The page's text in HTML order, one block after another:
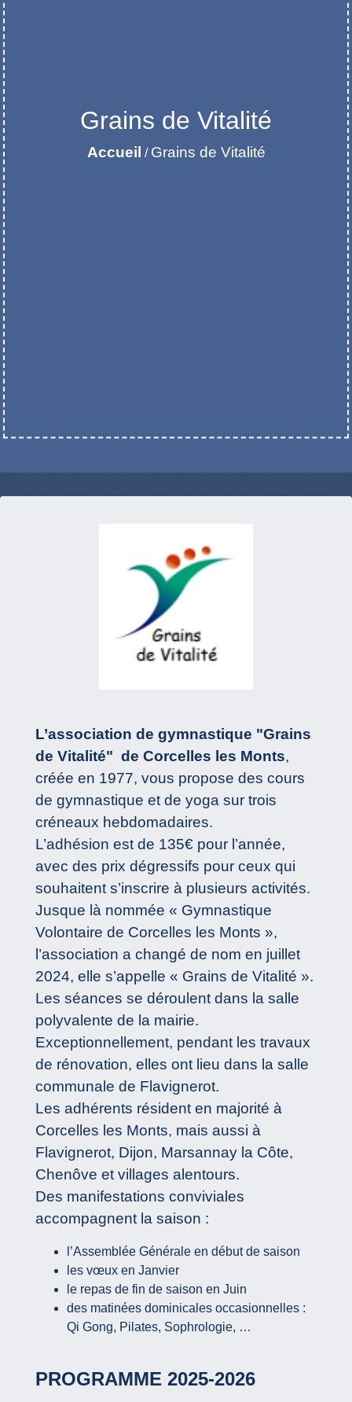
Grains de Vitalité
Accueil / Grains de Vitalité
L’association de gymnastique "Grains
de Vitalité" de Corcelles les Monts,
créée en 1977, vous propose des cours
de gymnastique et de yoga sur trois
créneaux hebdomadaires.
L’adhésion est de 135€ pour l’année,
avec des prix dégressifs pour ceux qui
souhaitent s’inscrire à plusieurs activités.
Jusque là nommée « Gymnastique
Volontaire de Corcelles les Monts »,
l’association a changé de nom en juillet
2024, elle s’appelle « Grains de Vitalité ».
Les séances se déroulent dans la salle
polyvalente de la mairie.
Exceptionnellement, pendant les travaux
de rénovation, elles ont lieu dans la salle
communale de Flavignerot.
Les adhérents résident en majorité à
Corcelles les Monts, mais aussi à
Flavignerot, Dijon, Marsannay la Côte,
Chenôve et villages alentours.
Des manifestations conviviales
accompagnent la saison :
l’Assemblée Générale en début de saison
les vœux en Janvier
le repas de fin de saison en Juin
des matinées dominicales occasionnelles :
Qi Gong, Pilates, Sophrologie, …
PROGRAMME 2025-2026